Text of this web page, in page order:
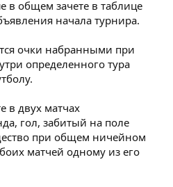
в общем зачете в таблице
начала турнира.
очки набранными при
определенного тура
в двух матчах
гол, забитый на поле
при общем ничейном
матчей одному из его